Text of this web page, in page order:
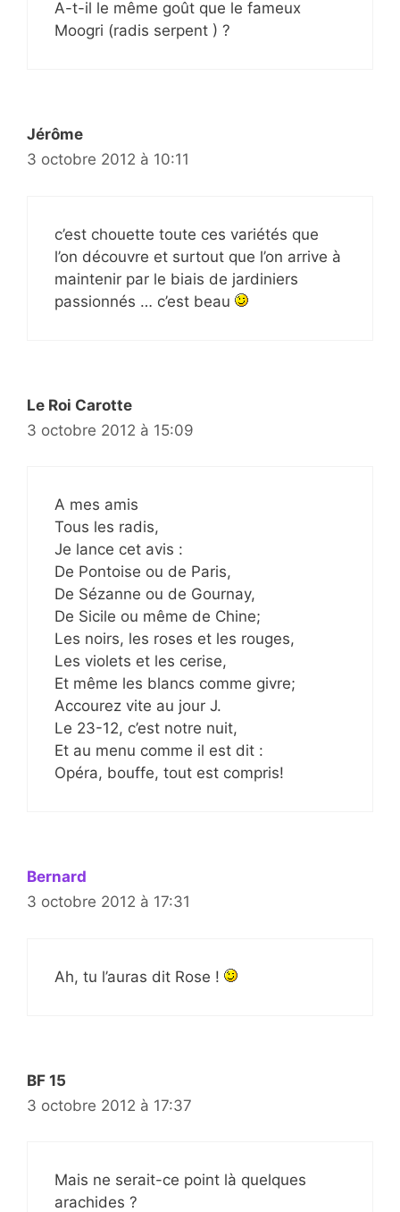
A-t-il le même goût que le fameux
Moogri (radis serpent ) ?
Jérôme
3 octobre 2012 à 10:11
c’est chouette toute ces variétés que
l’on découvre et surtout que l’on arrive à
maintenir par le biais de jardiniers
passionnés … c’est beau
Le Roi Carotte
3 octobre 2012 à 15:09
A mes amis
Tous les radis,
Je lance cet avis :
De Pontoise ou de Paris,
De Sézanne ou de Gournay,
De Sicile ou même de Chine;
Les noirs, les roses et les rouges,
Les violets et les cerise,
Et même les blancs comme givre;
Accourez vite au jour J.
Le 23-12, c’est notre nuit,
Et au menu comme il est dit :
Opéra, bouffe, tout est compris!
Bernard
3 octobre 2012 à 17:31
Ah, tu l’auras dit Rose !
BF 15
3 octobre 2012 à 17:37
Mais ne serait-ce point là quelques
arachides ?